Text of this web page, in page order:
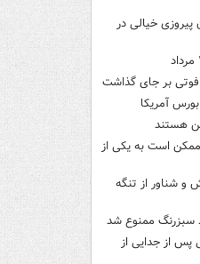
پیروزی خیالی در
آمریکا
هستند
است به یکی از
۲۷ نفتکش و شناور از تنگه
سبزرنگ ممنوع شد
پس از جدایی از